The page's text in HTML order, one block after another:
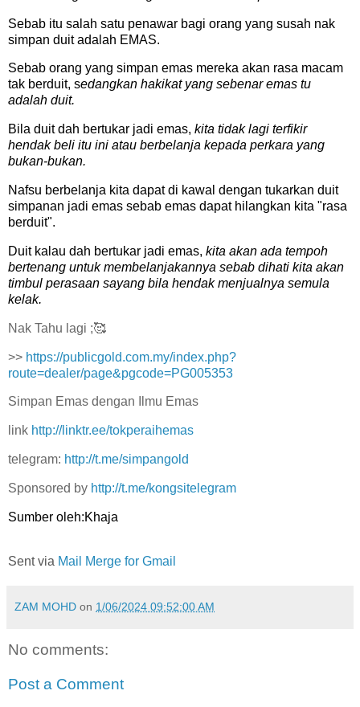
Sebab itu salah satu penawar bagi orang yang susah nak
simpan duit adalah EMAS.
Sebab orang yang simpan emas mereka akan rasa macam
tak berduit, sedangkan hakikat yang sebenar emas tu
adalah duit.
Bila duit dah bertukar jadi emas, kita tidak lagi terfikir
hendak beli itu ini atau berbelanja kepada perkara yang
bukan-bukan.
Nafsu berbelanja kita dapat di kawal dengan tukarkan duit
simpanan jadi emas sebab emas dapat hilangkan kita "rasa
berduit".
Duit kalau dah bertukar jadi emas, kita akan ada tempoh
bertenang untuk membelanjakannya sebab dihati kita akan
timbul perasaan sayang bila hendak menjualnya semula
kelak.
Nak Tahu lagi ;🥰
>> https://publicgold.com.my/index.php?
route=dealer/page&pgcode=PG005353
Simpan Emas dengan Ilmu Emas
link http://linktr.ee/tokperaihemas
telegram: http://t.me/simpangold
Sponsored by http://t.me/kongsitelegram
Sumber oleh:Khaja
Sent via Mail Merge for Gmail
ZAM MOHD on 1/06/2024 09:52:00 AM
No comments:
Post a Comment